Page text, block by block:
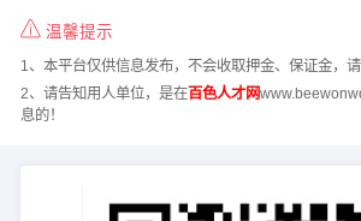
温馨提示
1、本平台仅供信息发布，不会收取押金、保证金，请
2、请告知用人单位，是在百色人才网
息的！